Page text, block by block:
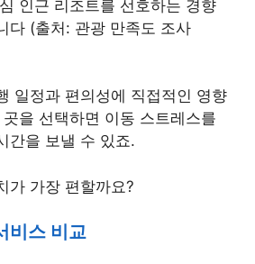
인근 리조트를 선호하는 경향
다 (출처: 관광 만족도 조사
일정과 편의성에 직접적인 영향
을 선택하면 이동 스트레스를
간을 보낼 수 있죠.
가 가장 편할까요?
비스 비교